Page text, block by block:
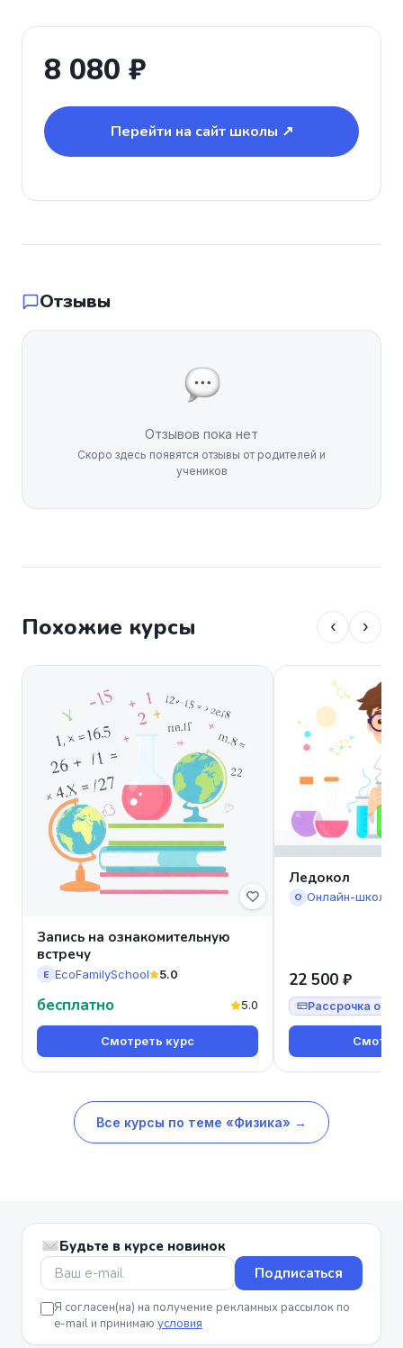
8 080 ₽
Перейти на сайт школы ↗
Отзывы
Отзывов пока нет
Скоро здесь появятся отзывы от родителей и
учеников
Похожие курсы ‹ ›
Запись на ознакомительную
встречу
E EcoFamilySchool 5.0
бесплатно 5.0
Смотреть курс
Ледокол
О Онлайн-школа
22 500 ₽
Рассрочка от
Все курсы по теме «Физика» →
Будьте в курсе новинок
Подписаться
Я согласен(на) на получение рекламных рассылок по
e-mail и принимаю условия